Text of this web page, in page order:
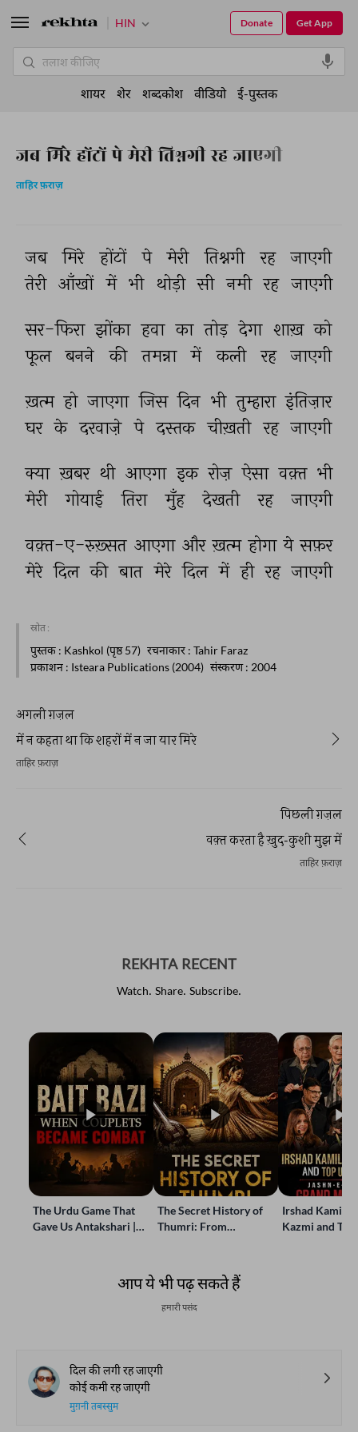
जब मिरे होंटों पे मेरी तिश्नगी रह जाएगी
ताहिर फ़राज़
जब मिरे होंटों पे मेरी तिश्नगी रह
जाएगी
तेरी आँखों में भी थोड़ी सी नमी रह जाएगी
सर-फिरा झोंका हवा का तोड़ देगा शाख़ को
फूल
बनने की तमन्ना में कली रह जाएगी
ख़त्म हो जाएगा जिस दिन भी तुम्हारा इंतिज़ार
घर के दरवाज़े पे दस्तक चीख़ती रह जाएगी
क्या ख़बर थी आएगा इक रोज़ ऐसा वक़्त भी
मेरी
गोयाई तिरा मुँह देखती रह जाएगी
वक़्त-ए-रुख़्सत आएगा और ख़त्म होगा ये सफ़र
मेरे दिल की बात मेरे दिल में ही रह जाएगी
स्रोत :
पुस्तक : Kashkol (पृष्ठ 57) रचनाकार : Tahir Faraz
प्रकाशन : Isteara Publications (2004) संस्करण: 2004
अगली ग़ज़ल
में न कहता था कि शहरों में न जा यार मिरे
ताहिर फ़राज़
पिछली ग़ज़ल
वक़्त करता है ख़ुद-कुशी मुझ में
ताहिर फ़राज़
REKHTA RECENT
Watch. Share. Subscribe.
The Urdu Game That
Gave Us Antakshari |
The Secret History of
Thumri: From
Irshad Kamil,
Kazmi and
आप ये भी पढ़ सकते हैं
हमारी पसंद
दिल की लगी रह जाएगी
कोई कमी रह जाएगी
मुग़नी तबस्सुम
HIN Get App
Donate
शायर शेर शब्दकोश वीडियो ई-पुस्तक